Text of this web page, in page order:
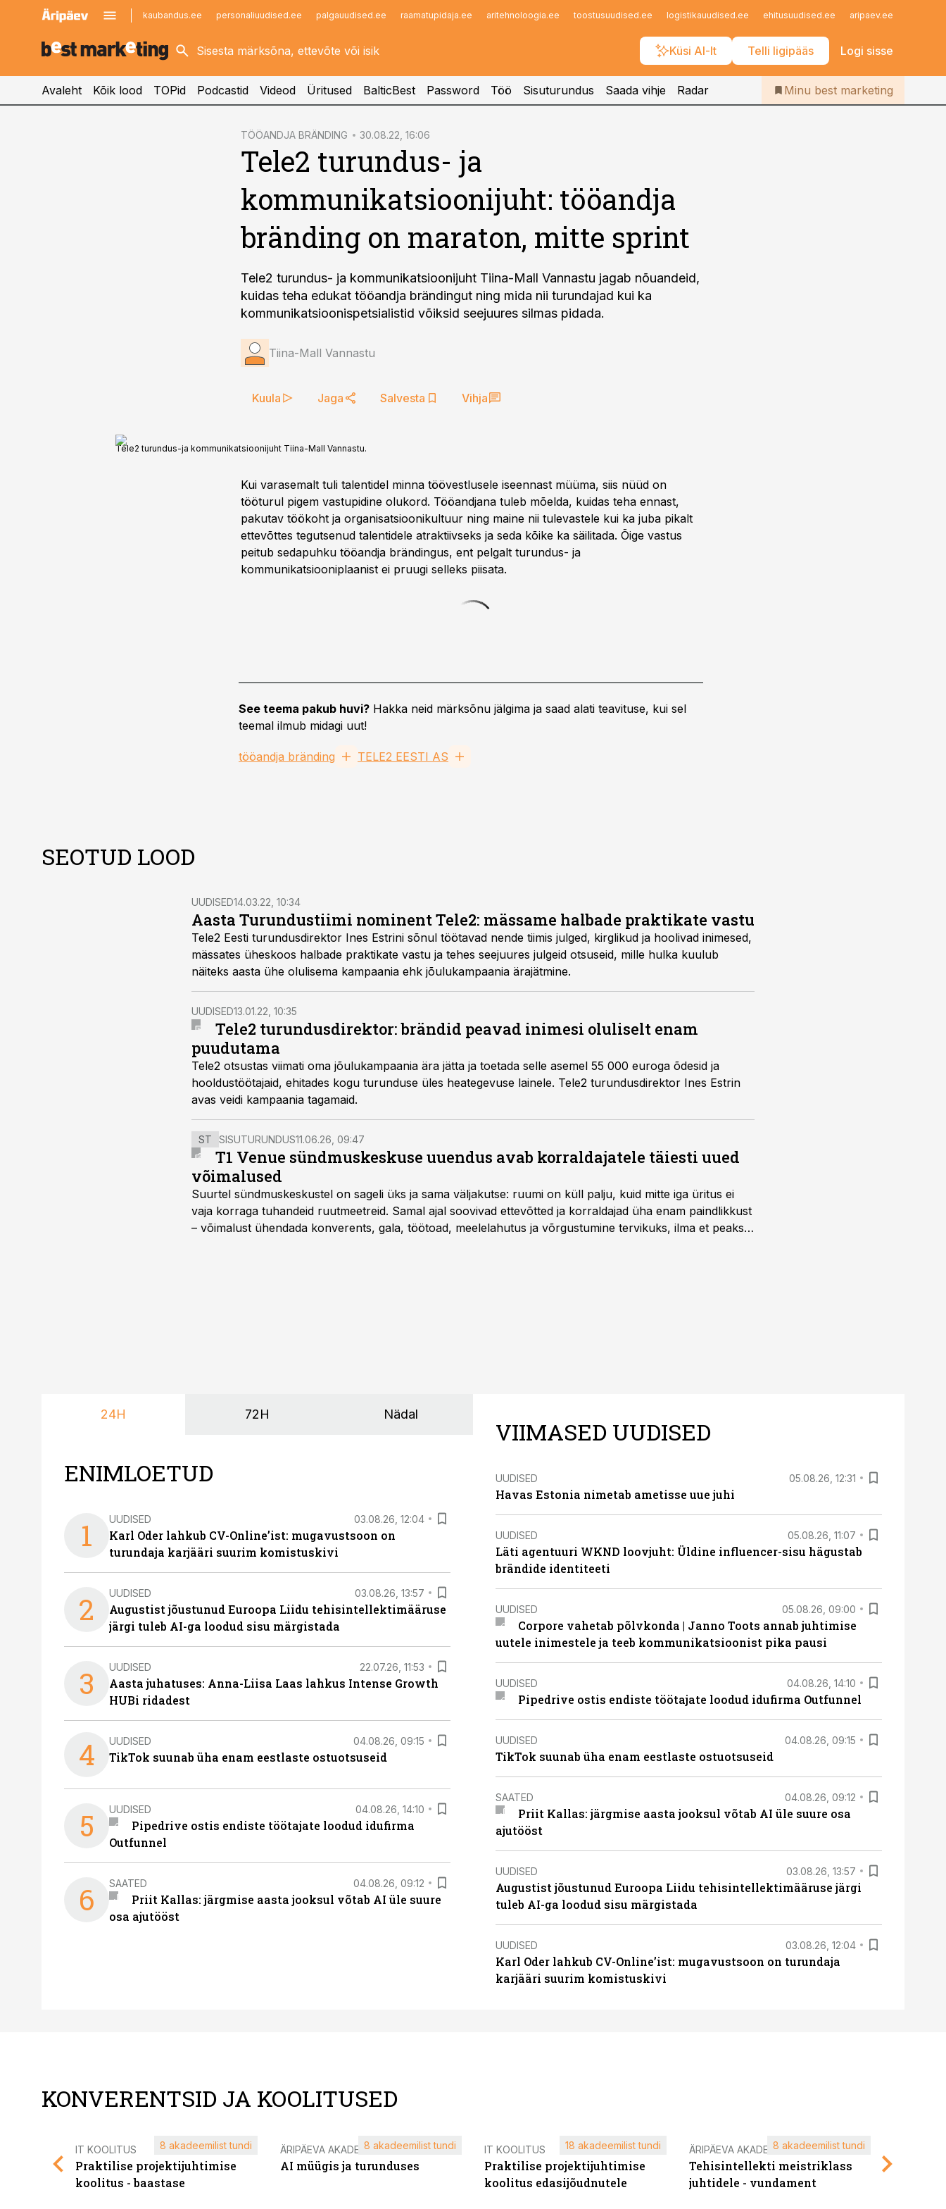
kaubandus.ee personaliuudised.ee palgauudised.ee raamatupidaja.ee aritehnoloogia.ee toostusuudised.ee logistikauudised.ee ehitusuudised.ee aripaev.ee
Küsi AI-lt Telli ligipääs Logi sisse
kinnisvarauudised.ee
logistikauudised.ee
imelineajalugu.ee
Infopank
Iseteenindus
Telli Bestmarketing
Avaleht Kõik lood TOPid Podcastid Videod Üritused BalticBest Password Töö Sisuturundus Saada vihje Radar Minu best marketing
TÖÖANDJA BRÄNDING 30.08.22, 16:06
Tele2 turundus- ja
kommunikatsioonijuht: tööandja
bränding on maraton, mitte sprint
Tele2 turundus- ja kommunikatsioonijuht Tiina-Mall Vannastu jagab nõuandeid,
kuidas teha edukat tööandja brändingut ning mida nii turundajad kui ka
kommunikatsioonispetsialistid võiksid seejuures silmas pidada.
Tiina-Mall Vannastu
Kuula Jaga Salvesta Vihja
Tele2 turundus-ja kommunikatsioonijuht Tiina-Mall Vannastu.
Kui varasemalt tuli talentidel minna töövestlusele iseennast müüma, siis nüüd on
tööturul pigem vastupidine olukord. Tööandjana tuleb mõelda, kuidas teha ennast,
pakutav töökoht ja organisatsioonikultuur ning maine nii tulevastele kui ka juba pikalt
ettevõttes tegutsenud talentidele atraktiivseks ja seda kõike ka säilitada. Õige vastus
peitub sedapuhku tööandja brändingus, ent pelgalt turundus- ja
kommunikatsiooniplaanist ei pruugi selleks piisata.
See teema pakub huvi? Hakka neid märksõnu jälgima ja saad alati teavituse, kui sel
teemal ilmub midagi uut!
tööandja bränding TELE2 EESTI AS
SEOTUD LOOD
UUDISED14.03.22, 10:34
Aasta Turundustiimi nominent Tele2: mässame halbade praktikate vastu
Tele2 Eesti turundusdirektor Ines Estrini sõnul töötavad nende tiimis julged, kirglikud ja hoolivad inimesed,
mässates üheskoos halbade praktikate vastu ja tehes seejuures julgeid otsuseid, mille hulka kuulub
näiteks aasta ühe olulisema kampaania ehk jõulukampaania ärajätmine.
UUDISED13.01.22, 10:35
Tele2 turundusdirektor: brändid peavad inimesi oluliselt enam
puudutama
Tele2 otsustas viimati oma jõulukampaania ära jätta ja toetada selle asemel 55 000 euroga õdesid ja
hooldustöötajaid, ehitades kogu turunduse üles heategevuse lainele. Tele2 turundusdirektor Ines Estrin
avas veidi kampaania tagamaid.
ST SISUTURUNDUS11.06.26, 09:47
T1 Venue sündmuskeskuse uuendus avab korraldajatele täiesti uued
võimalused
Suurtel sündmuskeskustel on sageli üks ja sama väljakutse: ruumi on küll palju, kuid mitte iga üritus ei
vaja korraga tuhandeid ruutmeetreid. Samal ajal soovivad ettevõtted ja korraldajad üha enam paindlikkust
– võimalust ühendada konverents, gala, töötoad, meelelahutus ja võrgustumine tervikuks, ilma et peaks
24H 72H Nädal
ENIMLOETUD
1 UUDISED 03.08.26, 12:04
Karl Oder lahkub CV-Online’ist: mugavustsoon on
turundaja karjääri suurim komistuskivi
2 UUDISED 03.08.26, 13:57
Augustist jõustunud Euroopa Liidu tehisintellektimääruse
järgi tuleb AI-ga loodud sisu märgistada
3 UUDISED 22.07.26, 11:53
Aasta juhatuses: Anna-Liisa Laas lahkus Intense Growth
HUBi ridadest
4 UUDISED 04.08.26, 09:15
TikTok suunab üha enam eestlaste ostuotsuseid
5 UUDISED 04.08.26, 14:10
Pipedrive ostis endiste töötajate loodud idufirma
Outfunnel
6 SAATED 04.08.26, 09:12
Priit Kallas: järgmise aasta jooksul võtab AI üle suure
osa ajutööst
VIIMASED UUDISED
UUDISED 05.08.26, 12:31
Havas Estonia nimetab ametisse uue juhi
UUDISED 05.08.26, 11:07
Läti agentuuri WKND loovjuht: Üldine influencer-sisu hägustab
brändide identiteeti
UUDISED 05.08.26, 09:00
Corpore vahetab põlvkonda | Janno Toots annab juhtimise
uutele inimestele ja teeb kommunikatsioonist pika pausi
UUDISED 04.08.26, 14:10
Pipedrive ostis endiste töötajate loodud idufirma Outfunnel
UUDISED 04.08.26, 09:15
TikTok suunab üha enam eestlaste ostuotsuseid
SAATED 04.08.26, 09:12
Priit Kallas: järgmise aasta jooksul võtab AI üle suure osa
ajutööst
UUDISED 03.08.26, 13:57
Augustist jõustunud Euroopa Liidu tehisintellektimääruse järgi
tuleb AI-ga loodud sisu märgistada
UUDISED 03.08.26, 12:04
Karl Oder lahkub CV-Online’ist: mugavustsoon on turundaja
karjääri suurim komistuskivi
KONVERENTSID JA KOOLITUSED
IT KOOLITUS
Praktilise projektijuhtimise
koolitus - baastase
8 akadeemilist tundi ÄRIPÄEVA AKADEEMIA
AI müügis ja turunduses
8 akadeemilist tundi IT KOOLITUS
Praktilise projektijuhtimise
koolitus edasijõudnutele
18 akadeemilist tundi ÄRIPÄEVA AKADEEMIA
Tehisintellekti meistriklass
juhtidele - vundament
8 akadeemilist tundi